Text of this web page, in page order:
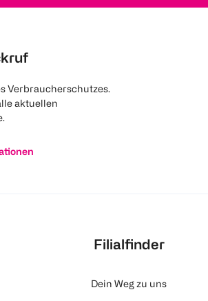
Verbraucherschutzes.
aktuellen
Filialfinder
Dein Weg zu uns